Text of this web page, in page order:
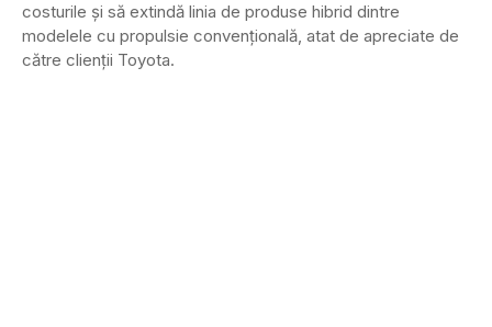
costurile și să extindă linia de produse hibrid dintre
modelele cu propulsie convențională, atat de apreciate de
către clienții Toyota.